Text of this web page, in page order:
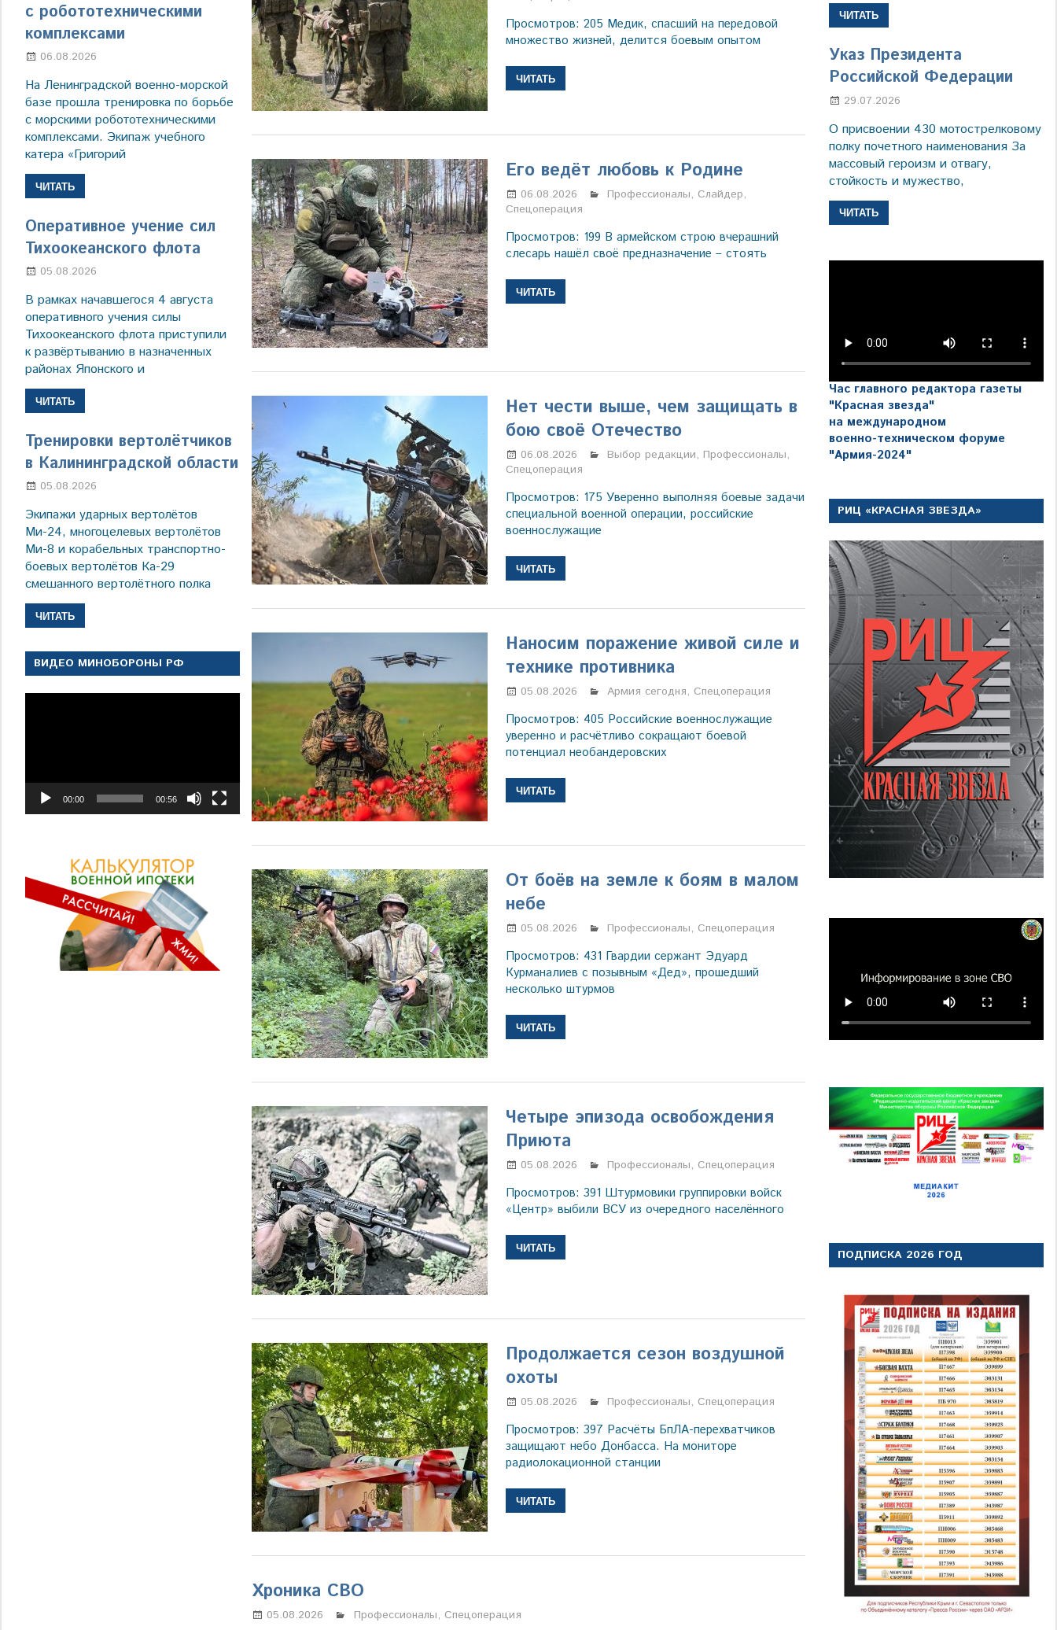
Просмотров: 205 Медик, спасший на передовой
множество жизней, делится боевым опытом
ЧИТАТЬ
Его ведёт любовь к Родине
06.08.2026 Марина Щербакова
Профессионалы, Слайдер,
Спецоперация
Просмотров: 199 В армейском строю вчерашний
слесарь нашёл своё предназначение – стоять
ЧИТАТЬ
Нет чести выше, чем защищать в
бою своё Отечество
06.08.2026 Марина Щербакова
Выбор редакции, Профессионалы,
Спецоперация
Просмотров: 175 Уверенно выполняя боевые задачи
специальной военной операции, российские
военнослужащие
ЧИТАТЬ
Наносим поражение живой силе и
технике противника
05.08.2026 Марина Щербакова
Армия сегодня, Спецоперация
Просмотров: 405 Российские военнослужащие
уверенно и расчётливо сокращают боевой
потенциал необандеровских
ЧИТАТЬ
От боёв на земле к боям в малом
небе
05.08.2026 Марина Щербакова
Профессионалы, Спецоперация
Просмотров: 431 Гвардии сержант Эдуард
Курманалиев с позывным «Дед», прошедший
несколько штурмов
ЧИТАТЬ
Четыре эпизода освобождения
Приюта
05.08.2026 Марина Щербакова
Профессионалы, Спецоперация
Просмотров: 391 Штурмовики группировки войск
«Центр» выбили ВСУ из очередного населённого
ЧИТАТЬ
Продолжается сезон воздушной
охоты
05.08.2026 Марина Щербакова
Профессионалы, Спецоперация
Просмотров: 397 Расчёты БпЛА-перехватчиков
защищают небо Донбасса. На мониторе
радиолокационной станции
ЧИТАТЬ
Хроника СВО
05.08.2026 Марина Щербакова
Профессионалы, Спецоперация
с робототехническими
комплексами
06.08.2026
На Ленинградской военно-морской
базе прошла тренировка по борьбе
с морскими робототехническими
комплексами. Экипаж учебного
катера «Григорий
ЧИТАТЬ
Оперативное учение сил
Тихоокеанского флота
05.08.2026
В рамках начавшегося 4 августа
оперативного учения силы
Тихоокеанского флота приступили
к развёртыванию в назначенных
районах Японского и
ЧИТАТЬ
Тренировки вертолётчиков
в Калининградской области
05.08.2026
Экипажи ударных вертолётов
Ми-24, многоцелевых вертолётов
Ми-8 и корабельных транспортно-
боевых вертолётов Ка-29
смешанного вертолётного полка
ЧИТАТЬ
ВИДЕО МИНОБОРОНЫ РФ
00:00 00:56
ЧИТАТЬ
Указ Президента
Российской Федерации
29.07.2026
О присвоении 430 мотострелковому
полку почетного наименования За
массовый героизм и отвагу,
стойкость и мужество,
ЧИТАТЬ
Час главного редактора газеты
"Красная звезда"
на международном
военно-техническом форуме
"Армия-2024"
РИЦ «КРАСНАЯ ЗВЕЗДА»
ПОДПИСКА 2026 ГОД